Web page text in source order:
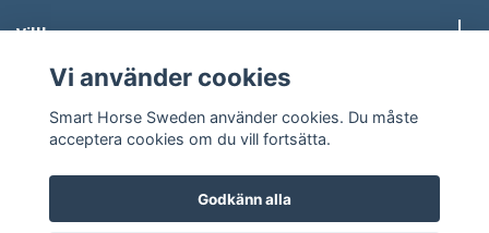
Villkor
Sociala medier
Vi använder cookies
Smart Horse Sweden använder cookies. Du måste
acceptera cookies om du vill fortsätta.
Godkänn alla